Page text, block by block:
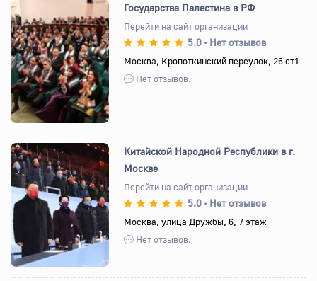
Назад Вперед
Государства Палестина в РФ
Перейти на сайт организации
5.0 • Нет отзывов
Москва, Кропоткинский переулок, 26 ст1
Нет отзывов.
Назад Вперед
Китайской Народной Республики в г.
Москве
Перейти на сайт организации
5.0 • Нет отзывов
Москва, улица Дружбы, 6, 7 этаж
Нет отзывов.